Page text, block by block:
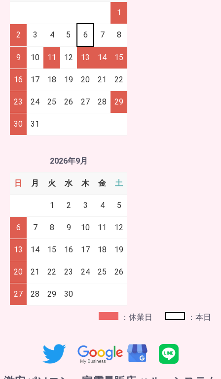
1
2 3 4 5 6 7 8
9 10 11 12 13 14 15
16 17 18 19 20 21 22
23 24 25 26 27 28 29
30 31
2026年9月
日 月 火 水 木 金 土
1 2 3 4 5
6 7 8 9 10 11 12
13 14 15 16 17 18 19
20 21 22 23 24 25 26
27 28 29 30
：休業日 ：本日